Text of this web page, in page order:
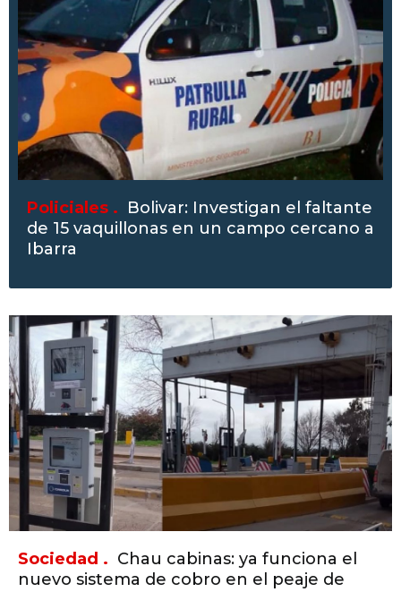
Policiales . Bolivar: Investigan el faltante
de 15 vaquillonas en un campo cercano a
Ibarra
Sociedad . Chau cabinas: ya funciona el
nuevo sistema de cobro en el peaje de